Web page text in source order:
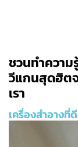
ชวนทำควา
วีแกนสุดฮิต
เรา
เครื่องสำอางที่